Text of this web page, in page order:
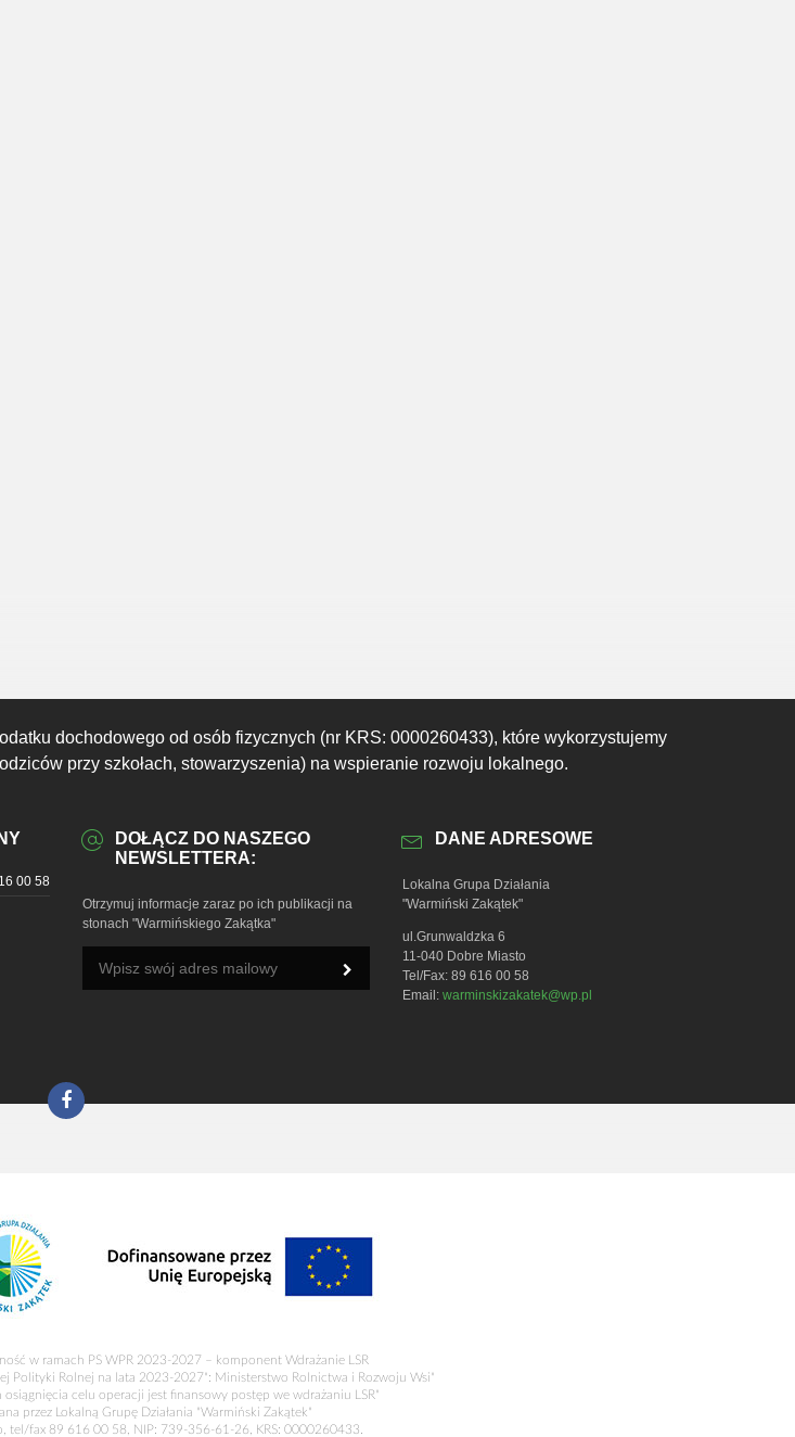
dochodowego od osób fizycznych (nr KRS: 0000260433), które wykorzystujemy
przy szkołach, stowarzyszenia) na wspieranie rozwoju lokalnego.
00 58
DOŁĄCZ DO NASZEGO
NEWSLETTERA:
Otrzymuj informacje zaraz po ich publikacji na
stonach "Warmińskiego Zakątka"
DANE ADRESOWE
Lokalna Grupa Działania
"Warmiński Zakątek"
ul.Grunwaldzka 6
11-040 Dobre Miasto
Tel/Fax: 89 616 00 58
Email: warminskizakatek@wp.pl
w ramach PS WPR 2023-2027 – komponent Wdrażanie LSR
Polityki Rolnej na lata 2023-2027": Ministerstwo Rolnictwa i Rozwoju Wsi"
celu operacji jest finansowy postęp we wdrażaniu LSR"
przez Lokalną Grupę Działania "Warmiński Zakątek"
tel/fax 89 616 00 58, NIP: 739-356-61-26, KRS: 0000260433.